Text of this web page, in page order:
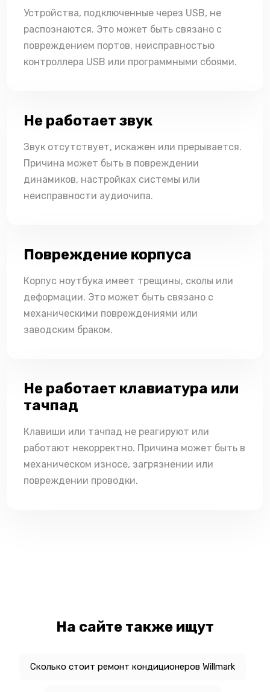
Устройства, подключенные через USB, не
распознаются. Это может быть связано с
повреждением портов, неисправностью
контроллера USB или программными сбоями.
Не работает звук
Звук отсутствует, искажен или прерывается.
Причина может быть в повреждении
динамиков, настройках системы или
неисправности аудиочипа.
Повреждение корпуса
Корпус ноутбука имеет трещины, сколы или
деформации. Это может быть связано с
механическими повреждениями или
заводским браком.
Не работает клавиатура или
тачпад
Клавиши или тачпад не реагируют или
работают некорректно. Причина может быть в
механическом износе, загрязнении или
повреждении проводки.
На сайте также ищут
Сколько стоит ремонт кондиционеров Willmark